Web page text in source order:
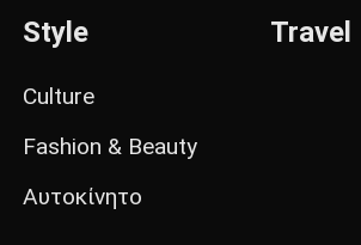
Style
Culture
Fashion & Beauty
Αυτοκίνητο
Travel